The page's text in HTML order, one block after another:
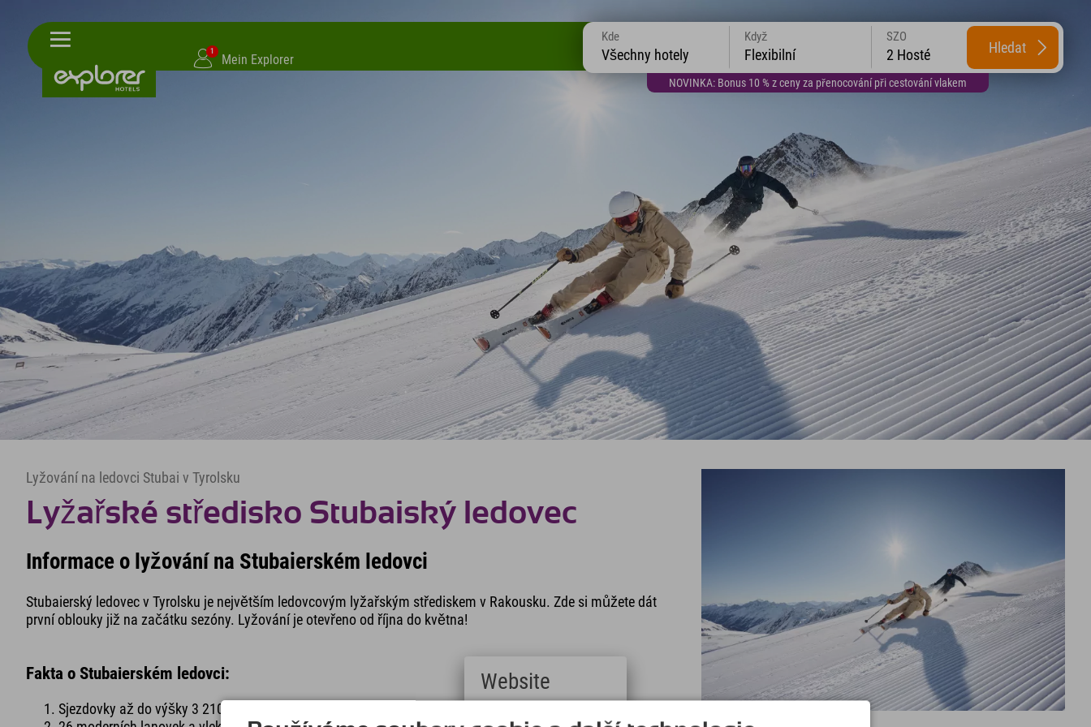
1
Mein Explorer
NOVINKA: Bonus 10 % z ceny za přenocování při cestování vlakem
Kde
Všechny hotely
Když
Flexibilní
SZO
2 Hosté Hledat
Lyžování na ledovci Stubai v Tyrolsku
Lyžařské středisko Stubaiský ledovec
Informace o lyžování na Stubaierském ledovci
Stubaierský ledovec v Tyrolsku je největším ledovcovým lyžařským střediskem v Rakousku. Zde si můžete dát
první oblouky již na začátku sezóny. Lyžování je otevřeno od října do května!
Fakta o Stubaierském ledovci:
Sjezdovky až do výšky 3 210 metrů nad mořem.
Website
Deutsch